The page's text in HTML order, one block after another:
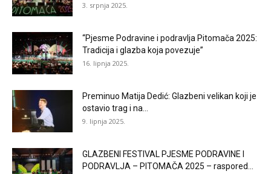
3. srpnja 2025.
“Pjesme Podravine i podravlja Pitomača 2025:
Tradicija i glazba koja povezuje”
16. lipnja 2025.
Preminuo Matija Dedić: Glazbeni velikan koji je
ostavio trag i na...
9. lipnja 2025.
GLAZBENI FESTIVAL PJESME PODRAVINE I
PODRAVLJA – PITOMAČA 2025 – raspored...